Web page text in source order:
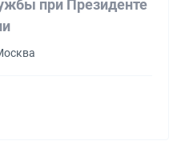
при Президенте